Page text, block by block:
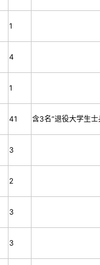
1
4
1
41 含3名“退役大学生士
3
2
3
3